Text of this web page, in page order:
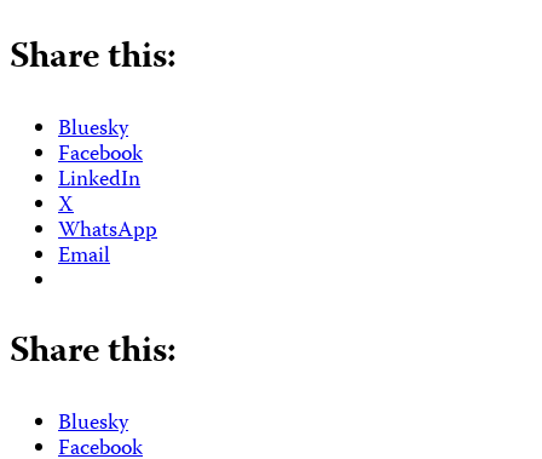
Share this:
Bluesky
Facebook
LinkedIn
X
WhatsApp
Email
Share this:
Bluesky
Facebook